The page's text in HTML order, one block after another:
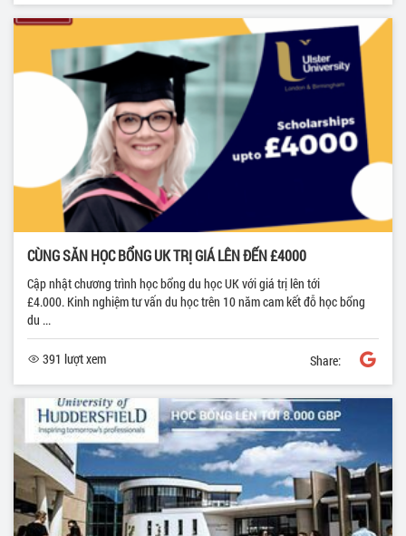
CÙNG SĂN HỌC BỔNG UK TRỊ GIÁ LÊN ĐẾN £4000
Cập nhật chương trình học bổng du học UK với giá trị lên tới
£4.000. Kinh nghiệm tư vấn du học trên 10 năm cam kết đỗ học bổng
du ...
391 lượt xem Share: